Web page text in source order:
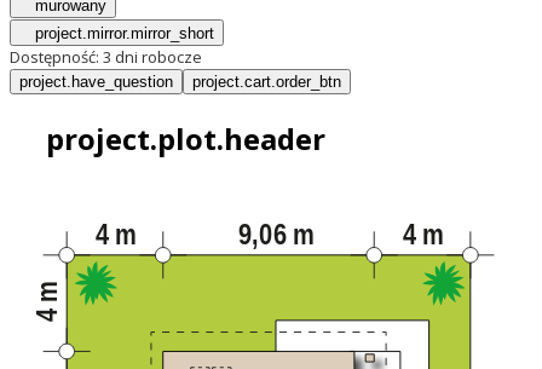
murowany
project.mirror.mirror_short
Dostępność: 3 dni robocze
project.have_question project.cart.order_btn
project.plot.header